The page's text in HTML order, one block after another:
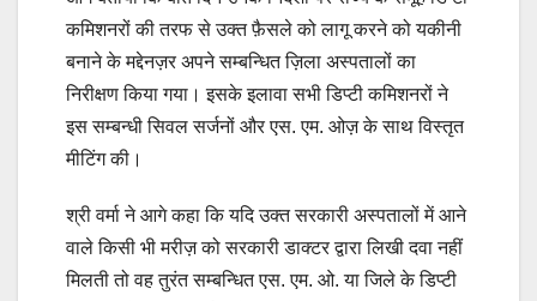
कमिशनरों की तरफ से उक्त फ़ैसले को लागू करने को यकीनी
बनाने के मद्देनज़र अपने सम्बन्धित ज़िला अस्पतालों का
निरीक्षण किया गया। इसके इलावा सभी डिप्टी कमिशनरों ने
इस सम्बन्धी सिवल सर्जनों और एस. एम. ओज़ के साथ विस्तृत
मीटिंग की।
श्री वर्मा ने आगे कहा कि यदि उक्त सरकारी अस्पतालों में आने
वाले किसी भी मरीज़ को सरकारी डाक्टर द्वारा लिखी दवा नहीं
मिलती तो वह तुरंत सम्बन्धित एस. एम. ओ. या जिले के डिप्टी